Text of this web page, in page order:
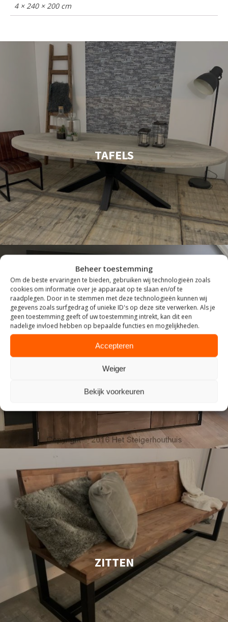
Beheer toestemming
Om de beste ervaringen te bieden, gebruiken wij technologieën zoals
cookies om informatie over je apparaat op te slaan en/of te
raadplegen. Door in te stemmen met deze technologieën kunnen wij
gegevens zoals surfgedrag of unieke ID's op deze site verwerken. Als je
geen toestemming geeft of uw toestemming intrekt, kan dit een
nadelige invloed hebben op bepaalde functies en mogelijkheden.
Accepteren
Weiger
Bekijk voorkeuren
4 × 240 × 200 cm
TAFELS
INDUSTRIEEL
ZITTEN